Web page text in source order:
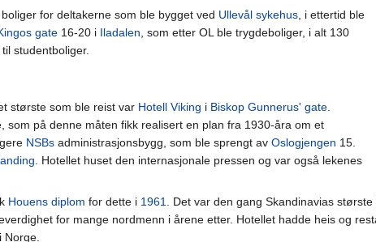
for deltakerne som ble bygget ved Ullevål sykehus , i ettertid ble
gate 16-20 i Iladalen , som etter OL ble trygdeboliger, i alt 130
studentboliger.
største som ble reist var Hotell Viking i Biskop Gunnerus' gate.
som på denne måten fikk realisert en plan fra 1930-åra om et
NSBs administrasjonsbygg, som ble sprengt av Oslogjengen 15.
. Hotellet huset den internasjonale pressen og var også lekenes
Houens diplom for dette i 1961. Det var den gang Skandinavias største
for mange nordmenn i årene etter. Hotellet hadde heis og
Norge.